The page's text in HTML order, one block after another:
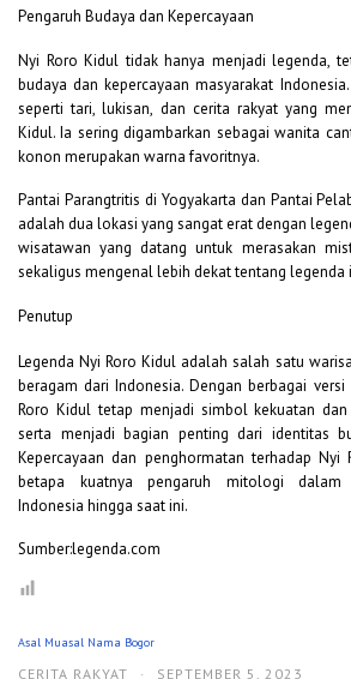
Pengaruh Budaya dan Kepercayaan
Nyi Roro Kidul tidak hanya menjadi legenda,
budaya dan kepercayaan masyarakat
seperti tari, lukisan, dan cerita rakyat yang
Kidul. Ia sering digambarkan sebagai wanita
konon merupakan warna favoritnya.
Pantai Parangtritis di Yogyakarta dan Pantai
adalah dua lokasi yang sangat erat dengan
wisatawan yang datang untuk merasakan
sekaligus mengenal lebih dekat tentang legenda
Penutup
Legenda Nyi Roro Kidul adalah salah satu
beragam dari Indonesia. Dengan berbagai
Roro Kidul tetap menjadi simbol kekuatan
serta menjadi bagian penting dari identitas
Kepercayaan dan penghormatan terhadap Nyi
betapa kuatnya pengaruh mitologi dalam
Indonesia hingga saat ini.
Sumber:legenda.com
Asal Muasal Nama Bogor
CERITA RAKYAT · SEPTEMBER 5, 2023